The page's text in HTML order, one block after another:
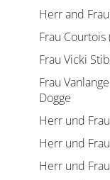
Herr and
Frau
Frau Vicki
Frau
Dogge
Herr und
Herr und
Herr und